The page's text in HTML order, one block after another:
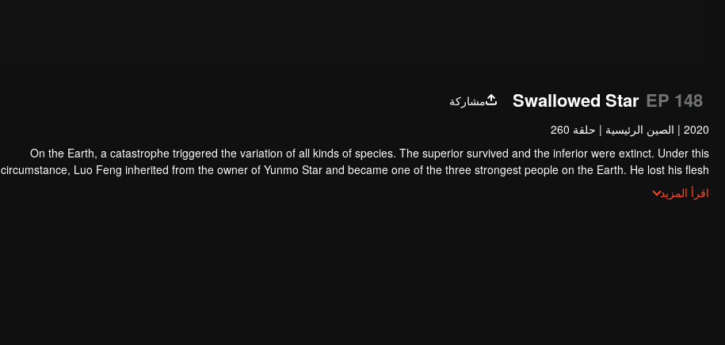
Swallowed Star EP 148
مشاركة
2020
| الصين الرئيسية | حلقة 260
On the Earth, a catastrophe triggered the variation of all kinds of species. The superior survived and the inferior were extinct. Under this
circumstance, Luo Feng inherited from the owner of Yunmo Star and became one of the three strongest people on the Earth. He lost his flesh
during the fight against giant swallowed monster but then he took the flesh of the monster. In the flesh, he developed a human body. Later, he
stepped out of the Earth and headed to the universe.
اقرأ المزيد